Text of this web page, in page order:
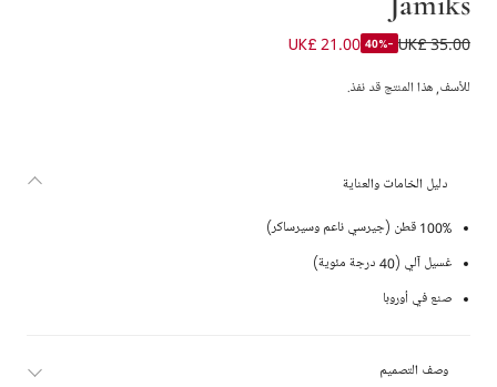
بودي يوت سيرساكر لون أزرق للأولاد الرضع
UK£ 35.00
-40%
UK£ 21.00
للأسف, هذا المنتج قد نفذ.
دليل الخامات والعناية
100% قطن (جيرسي ناعم وسيرساكر)
غسيل آلي (40 درجة مئوية)
صنع في أوروبا
وصف التصميم